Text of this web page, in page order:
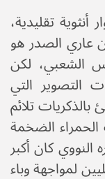
تقليدية،
عاري الصدر هو
الشعبي، لكن
التصوير التي
تلائم
الضخمة
النووي كان أكبر
لمواجهة وباء